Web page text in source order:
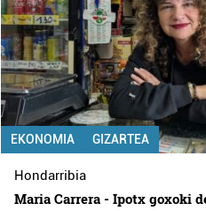
EKONOMIA GIZARTEA
Hondarribia
Maria Carrera - Ipotx goxoki